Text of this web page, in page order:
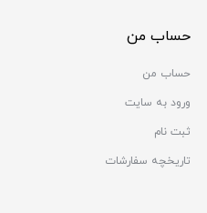
حساب من
حساب من
ورود به سایت
ثبت نام
تاریخچه سفارشات